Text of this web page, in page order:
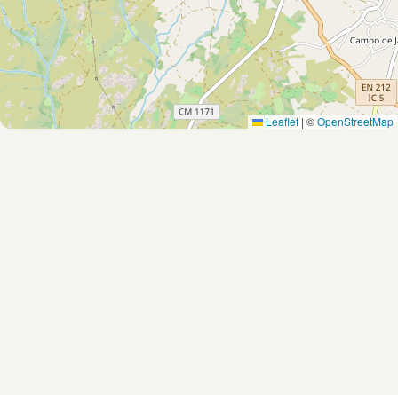
Leaflet | ©OpenStreetMap